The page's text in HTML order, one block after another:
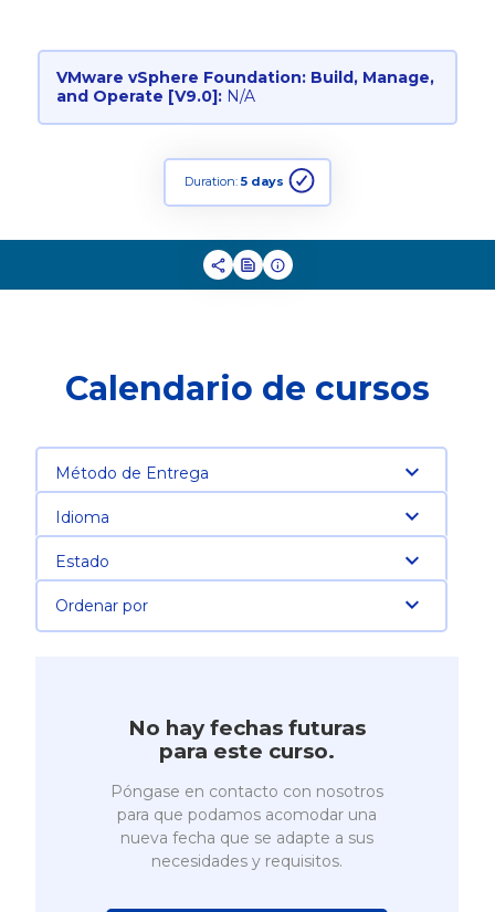
VMware vSphere Foundation: Build, Manage,
and Operate [V9.0]: N/A
Duration: 5 days
Calendario de cursos
Método de Entrega
Idioma
Estado
Ordenar por
No hay fechas futuras
para este curso.
Póngase en contacto con nosotros
para que podamos acomodar una
nueva fecha que se adapte a sus
necesidades y requisitos.